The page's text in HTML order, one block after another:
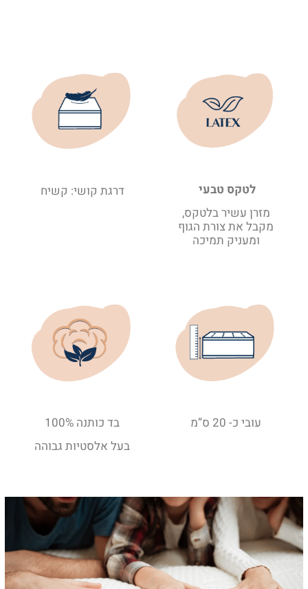
לטקס טבעי
מזרן עשיר בלטקס,
מקבל את צורת הגוף
ומעניק תמיכה
דרגת קושי: קשיח
עובי כ- 20 ס”מ
בד כותנה 100%
בעל אלסטיות גבוהה